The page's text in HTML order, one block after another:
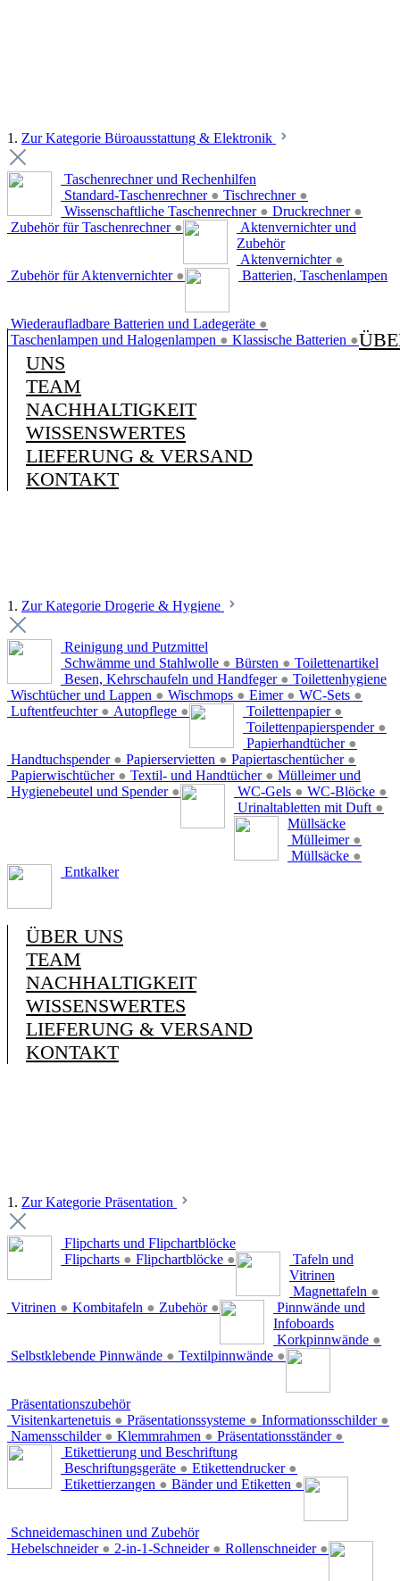
1. Zur Kategorie Büroausstattung & Elektronik
Taschenrechner und Rechenhilfen
Standard-Taschenrechner ● Tischrechner ●
Wissenschaftliche Taschenrechner ● Druckrechner ●
Zubehör für Taschenrechner ●
Aktenvernichter und
Zubehör
Aktenvernichter ●
Zubehör für Aktenvernichter ● Batterien, Taschenlampen
Wiederaufladbare Batterien und Ladegeräte ●
Taschenlampen und Halogenlampen ● Klassische Batterien ●
UNS
TEAM
NACHHALTIGKEIT
WISSENSWERTES
LIEFERUNG & VERSAND
KONTAKT
1. Zur Kategorie Drogerie & Hygiene
Reinigung und Putzmittel
Schwämme und Stahlwolle ● Bürsten ●
Besen, Kehrschaufeln und Handfeger ●
Wischtücher und Lappen ● Wischmops ● Eimer ● WC-Sets ●
Luftentfeuchter ● Autopflege ●
Toilettenartikel
Toilettenpapier ●
Toilettenpapierspender ●
Papierhandtücher ●
Handtuchspender ● Papierservietten ● Papiertaschentücher ●
Papierwischtücher ● Textil- und Handtücher ●
Hygienebeutel und Spender ●
Toilettenhygiene
WC-Gels ● WC-Blöcke ●
Urinaltabletten mit Duft ●
Mülleimer und
Müllsäcke
Mülleimer ●
Müllsäcke ●
Entkalker
ÜBER UNS
TEAM
NACHHALTIGKEIT
WISSENSWERTES
LIEFERUNG & VERSAND
KONTAKT
1. Zur Kategorie Präsentation
Flipcharts und Flipchartblöcke
Flipcharts ● Flipchartblöcke ●
Tafeln und
Vitrinen
Magnettafeln ●
Vitrinen ● Kombitafeln ● Zubehör ●
Pinnwände und
Infoboards
Korkpinnwände ●
Selbstklebende Pinnwände ● Textilpinnwände ●
Präsentationszubehör
Visitenkartenetuis ● Präsentationssysteme ● Informationsschilder ●
Namensschilder ● Klemmrahmen ● Präsentationsständer ●
Etikettierung und Beschriftung
Beschriftungsgeräte ● Etikettendrucker ●
Etikettierzangen ● Bänder und Etiketten ●
Schneidemaschinen und Zubehör
Hebelschneider ● 2-in-1-Schneider ● Rollenschneider ●